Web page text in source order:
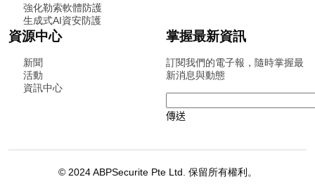
強化勒索軟體防護
生成式AI資安防護
資源中心
新聞
活動
資訊中心
掌握最新資訊
訂閱我們的電子報，隨時掌握最
新消息與動態
© 2024 ABPSecurite Pte Ltd. 保留所有權利。